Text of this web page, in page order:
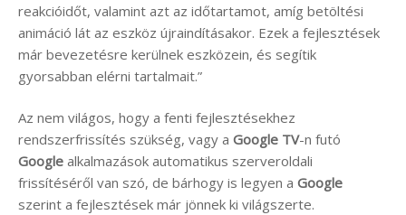
reakcióidőt, valamint azt az időtartamot, amíg betöltési
animáció lát az eszköz újraindításakor. Ezek a fejlesztések
már bevezetésre kerülnek eszközein, és segítik
gyorsabban elérni tartalmait.”
Az nem világos, hogy a fenti fejlesztésekhez
rendszerfrissítés szükség, vagy a Google TV-n futó
Google alkalmazások automatikus szerveroldali
frissítéséről van szó, de bárhogy is legyen a Google
szerint a fejlesztések már jönnek ki világszerte.